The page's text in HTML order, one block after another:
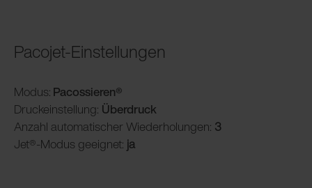
Pacojet-Einstellungen
Modus: Pacossieren®
Druckeinstellung: Überdruck
Anzahl automatischer Wiederholungen: 3
Jet®-Modus geeignet: ja